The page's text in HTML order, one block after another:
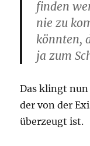
finden
nie zu
könnten,
ja zum
Das klingt
der von der
überzeugt ist.